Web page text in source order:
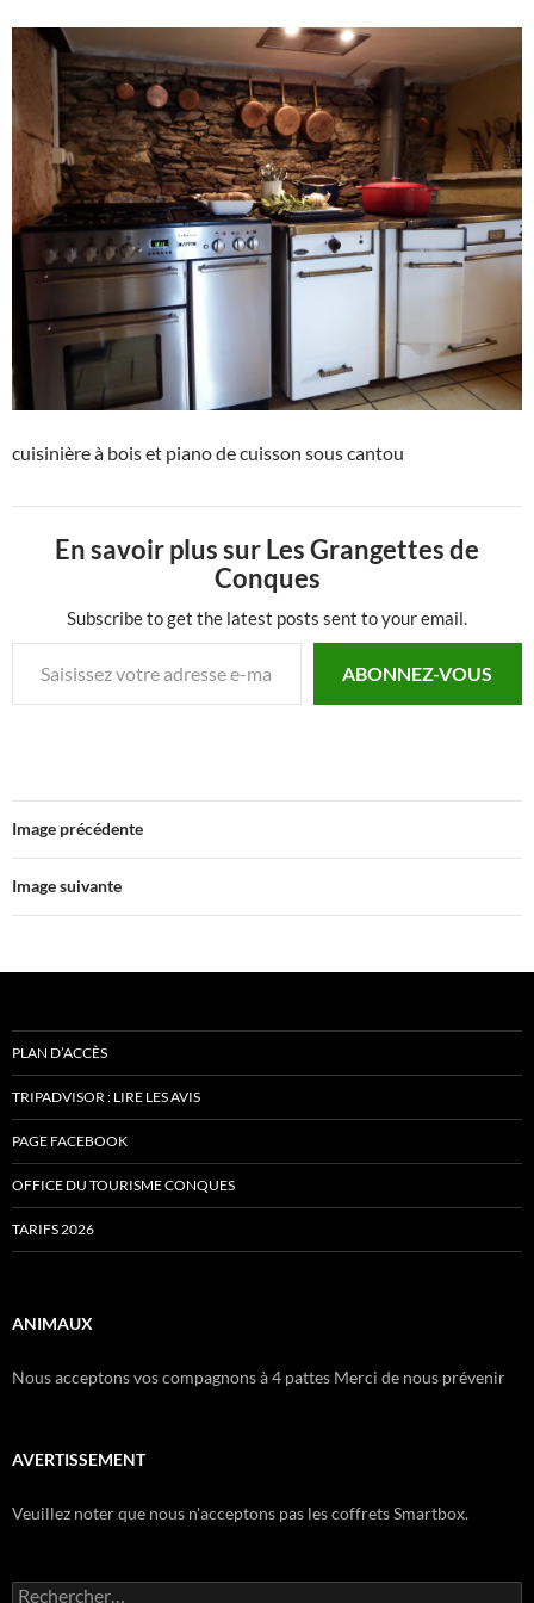
cuisinière à bois et piano de cuisson sous cantou
En savoir plus sur Les Grangettes de
Conques
Subscribe to get the latest posts sent to your email.
Saisissez votre adresse e-mail…
ABONNEZ-VOUS
Image précédente
Image suivante
PLAN D’ACCÈS
TRIPADVISOR : LIRE LES AVIS
PAGE FACEBOOK
OFFICE DU TOURISME CONQUES
TARIFS 2026
ANIMAUX
Nous acceptons vos compagnons à 4 pattes Merci de nous prévenir
AVERTISSEMENT
Veuillez noter que nous n'acceptons pas les coffrets Smartbox.
Rechercher :